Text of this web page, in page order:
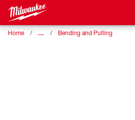
Home … Bending and Pulling